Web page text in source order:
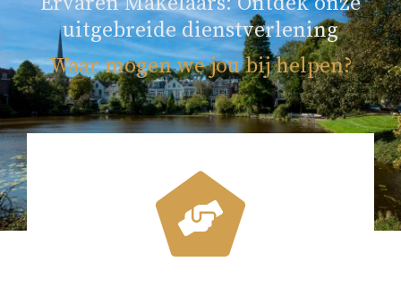
uitgebreide dienstverlening
Waar mogen we jou bij helpen?